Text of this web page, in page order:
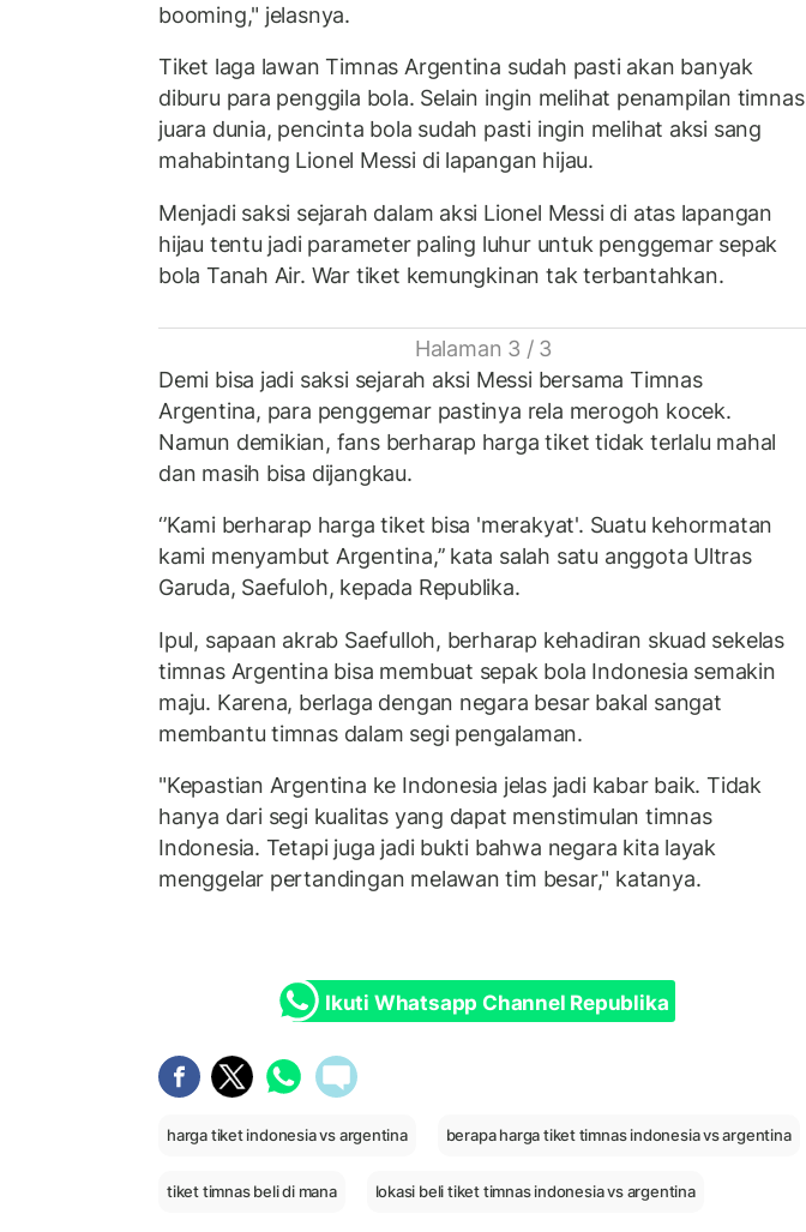
booming," jelasnya.
Tiket laga lawan Timnas Argentina sudah pasti akan banyak
diburu para penggila bola. Selain ingin melihat penampilan timnas
juara dunia, pencinta bola sudah pasti ingin melihat aksi sang
mahabintang Lionel Messi di lapangan hijau.
Menjadi saksi sejarah dalam aksi Lionel Messi di atas lapangan
hijau tentu jadi parameter paling luhur untuk penggemar sepak
bola Tanah Air. War tiket kemungkinan tak terbantahkan.
Halaman 3 / 3
Demi bisa jadi saksi sejarah aksi Messi bersama Timnas
Argentina, para penggemar pastinya rela merogoh kocek.
Namun demikian, fans berharap harga tiket tidak terlalu mahal
dan masih bisa dijangkau.
‘’Kami berharap harga tiket bisa 'merakyat'. Suatu kehormatan
kami menyambut Argentina,’’ kata salah satu anggota Ultras
Garuda, Saefuloh, kepada Republika.
Ipul, sapaan akrab Saefulloh, berharap kehadiran skuad sekelas
timnas Argentina bisa membuat sepak bola Indonesia semakin
maju. Karena, berlaga dengan negara besar bakal sangat
membantu timnas dalam segi pengalaman.
"Kepastian Argentina ke Indonesia jelas jadi kabar baik. Tidak
hanya dari segi kualitas yang dapat menstimulan timnas
Indonesia. Tetapi juga jadi bukti bahwa negara kita layak
menggelar pertandingan melawan tim besar," katanya.
Ikuti Whatsapp Channel Republika
harga tiket indonesia vs argentina berapa harga tiket timnas indonesia vs argentina
tiket timnas beli di mana lokasi beli tiket timnas indonesia vs argentina